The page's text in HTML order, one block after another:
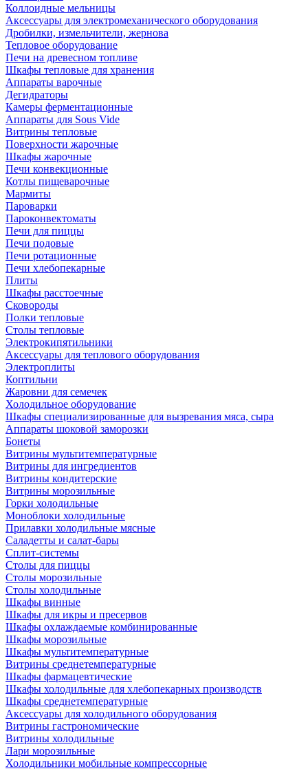
Коллоидные мельницы
Аксессуары для электромеханического оборудования
Дробилки, измельчители, жернова
Тепловое оборудование
Печи на древесном топливе
Шкафы тепловые для хранения
Аппараты варочные
Дегидраторы
Камеры ферментационные
Аппараты для Sous Vide
Витрины тепловые
Поверхности жарочные
Шкафы жарочные
Печи конвекционные
Котлы пищеварочные
Мармиты
Пароварки
Пароконвектоматы
Печи для пиццы
Печи подовые
Печи ротационные
Печи хлебопекарные
Плиты
Шкафы расстоечные
Сковороды
Полки тепловые
Столы тепловые
Электрокипятильники
Аксессуары для теплового оборудования
Электроплиты
Коптильни
Жаровни для семечек
Холодильное оборудование
Шкафы специализированные для вызревания мяса, сыра
Аппараты шоковой заморозки
Бонеты
Витрины мультитемпературные
Витрины для ингредиентов
Витрины кондитерские
Витрины морозильные
Горки холодильные
Моноблоки холодильные
Прилавки холодильные мясные
Саладетты и салат-бары
Сплит-системы
Столы для пиццы
Столы морозильные
Столы холодильные
Шкафы винные
Шкафы для икры и пресервов
Шкафы охлаждаемые комбинированные
Шкафы морозильные
Шкафы мультитемпературные
Витрины среднетемпературные
Шкафы фармацевтические
Шкафы холодильные для хлебопекарных производств
Шкафы среднетемпературные
Аксессуары для холодильного оборудования
Витрины гастрономические
Витрины холодильные
Лари морозильные
Холодильники мобильные компрессорные